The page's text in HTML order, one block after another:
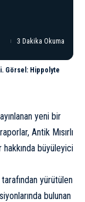
3 Dakika Okuma
Görsel: Hippolyte
yeni bir
Antik Mısırlı
büyüleyici
yürütülen
bulunan